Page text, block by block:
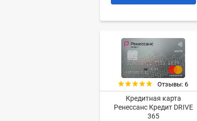
Отзывы: 6
Кредитная карта
Ренессанс Кредит DRIVE
365